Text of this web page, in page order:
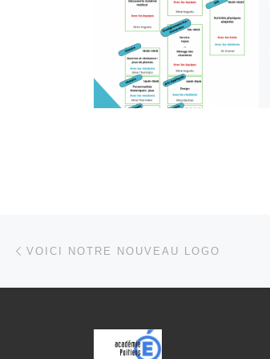
Parcourir les articles
VOICI NOTRE NOUVEAU LOGO